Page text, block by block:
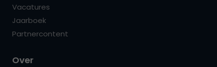
Vacatures
Jaarboek
Partnercontent
Over